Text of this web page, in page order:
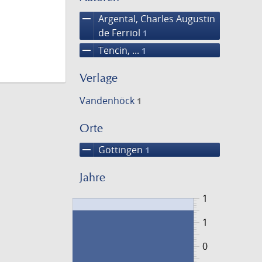
remove Argental, Charles Augustin
de Ferriol 1
remove Tencin, ... 1
Verlage
Vandenhöck 1
Orte
remove Göttingen 1
Jahre
1
0
1